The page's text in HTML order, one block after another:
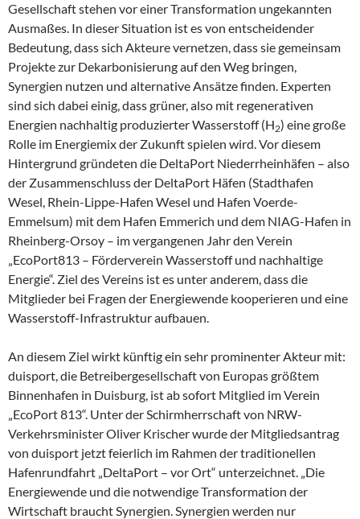
Gesellschaft stehen vor einer Transformation ungekannten
Ausmaßes. In dieser Situation ist es von entscheidender
Bedeutung, dass sich Akteure vernetzen, dass sie gemeinsam
Projekte zur Dekarbonisierung auf den Weg bringen,
Synergien nutzen und alternative Ansätze finden. Experten
sind sich dabei einig, dass grüner, also mit regenerativen
Energien nachhaltig produzierter Wasserstoff (H2) eine große
Rolle im Energiemix der Zukunft spielen wird. Vor diesem
Hintergrund gründeten die DeltaPort Niederrheinhäfen – also
der Zusammenschluss der DeltaPort Häfen (Stadthafen
Wesel, Rhein-Lippe-Hafen Wesel und Hafen Voerde-
Emmelsum) mit dem Hafen Emmerich und dem NIAG-Hafen in
Rheinberg-Orsoy – im vergangenen Jahr den Verein
„EcoPort813 – Förderverein Wasserstoff und nachhaltige
Energie“. Ziel des Vereins ist es unter anderem, dass die
Mitglieder bei Fragen der Energiewende kooperieren und eine
Wasserstoff-Infrastruktur aufbauen.
An diesem Ziel wirkt künftig ein sehr prominenter Akteur mit:
duisport, die Betreibergesellschaft von Europas größtem
Binnenhafen in Duisburg, ist ab sofort Mitglied im Verein
„EcoPort 813“. Unter der Schirmherrschaft von NRW-
Verkehrsminister Oliver Krischer wurde der Mitgliedsantrag
von duisport jetzt feierlich im Rahmen der traditionellen
Hafenrundfahrt „DeltaPort – vor Ort“ unterzeichnet. „Die
Energiewende und die notwendige Transformation der
Wirtschaft braucht Synergien. Synergien werden nur